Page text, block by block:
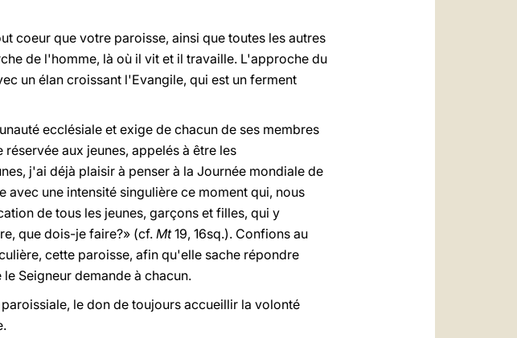
coeur que votre paroisse, ainsi que toutes les autres
de l'homme, là où il vit et il travaille. L'approche du
un élan croissant l'Evangile, qui est un ferment
ecclésiale et exige de chacun de ses membres
aux jeunes, appelés à être les
j'ai déjà plaisir à penser à la Journée mondiale de
avec une intensité singulière ce moment qui, nous
de tous les jeunes, garçons et filles, qui y
que dois-je faire?» (cf. Mt19, 16sq.). Confions au
cette paroisse, afin qu'elle sache répondre
Seigneur demande à chacun.
le don de toujours accueillir la volonté